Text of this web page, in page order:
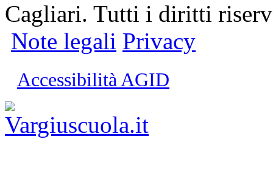
Cagliari. Tutti i diritti
Note legali Privacy
Accessibilità AGID